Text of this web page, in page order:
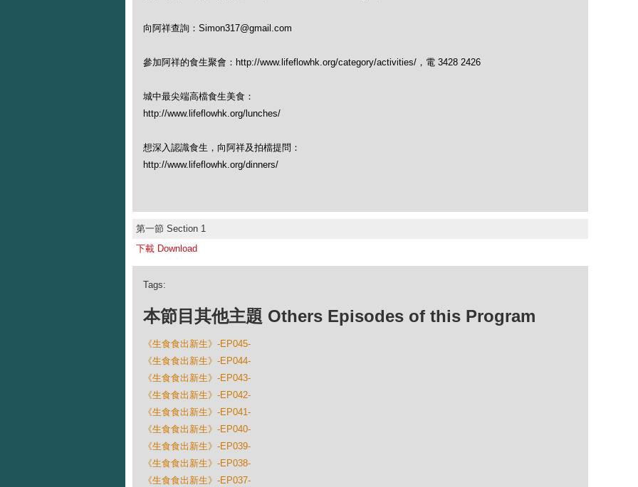
向阿祥查詢：Simon317@gmail.com
參加阿祥的食生聚會：http://www.lifeflowhk.org/category/activities/，電 3428 2426
城中最尖端高檔食生美食：
http://www.lifeflowhk.org/lunches/
想深入認識食生，向阿祥及拍檔提問：
http://www.lifeflowhk.org/dinners/
第一節 Section 1
下載 Download
Tags:
本節目其他主題 Others Episodes of this Program
《生食食出新生》-EP045-
《生食食出新生》-EP044-
《生食食出新生》-EP043-
《生食食出新生》-EP042-
《生食食出新生》-EP041-
《生食食出新生》-EP040-
《生食食出新生》-EP039-
《生食食出新生》-EP038-
《生食食出新生》-EP037-